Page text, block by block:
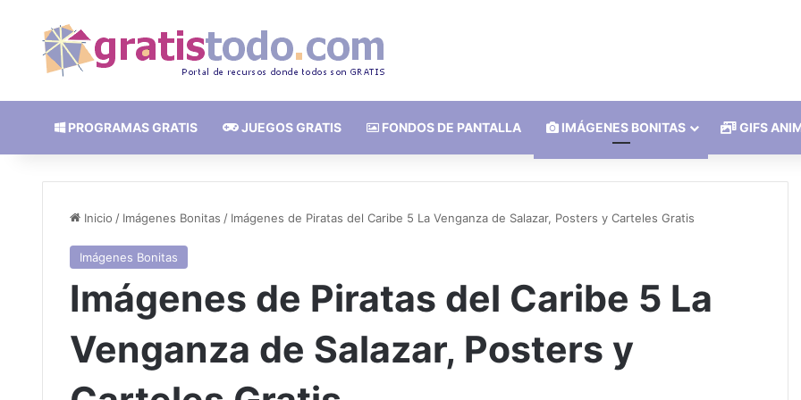
PROGRAMAS GRATIS JUEGOS GRATIS FONDOS DE PANTALLA IMÁGENES BONITAS GIFS
Inicio / Imágenes Bonitas / Imágenes de Piratas del Caribe 5 La Venganza de Salazar, Posters y Carteles Gratis
Imágenes Bonitas
Imágenes de Piratas del Caribe 5 La
Venganza de Salazar, Posters y